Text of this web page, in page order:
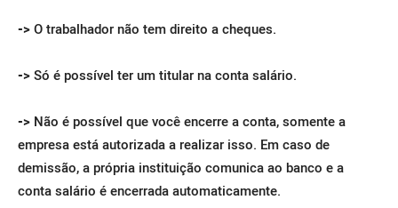
-> O trabalhador não tem direito a cheques.
-> Só é possível ter um titular na conta salário.
-> Não é possível que você encerre a conta, somente a
empresa está autorizada a realizar isso. Em caso de
demissão, a própria instituição comunica ao banco e a
conta salário é encerrada automaticamente.